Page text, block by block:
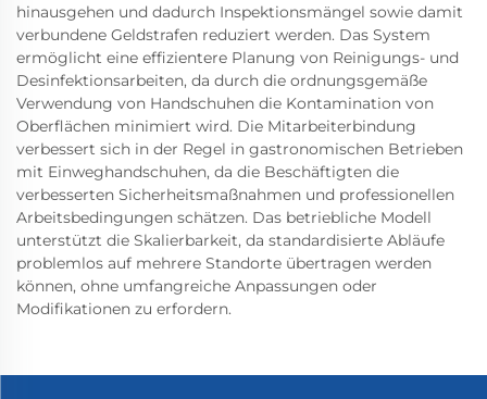
hinausgehen und dadurch Inspektionsmängel sowie damit
verbundene Geldstrafen reduziert werden. Das System
ermöglicht eine effizientere Planung von Reinigungs- und
Desinfektionsarbeiten, da durch die ordnungsgemäße
Verwendung von Handschuhen die Kontamination von
Oberflächen minimiert wird. Die Mitarbeiterbindung
verbessert sich in der Regel in gastronomischen Betrieben
mit Einweghandschuhen, da die Beschäftigten die
verbesserten Sicherheitsmaßnahmen und professionellen
Arbeitsbedingungen schätzen. Das betriebliche Modell
unterstützt die Skalierbarkeit, da standardisierte Abläufe
problemlos auf mehrere Standorte übertragen werden
können, ohne umfangreiche Anpassungen oder
Modifikationen zu erfordern.